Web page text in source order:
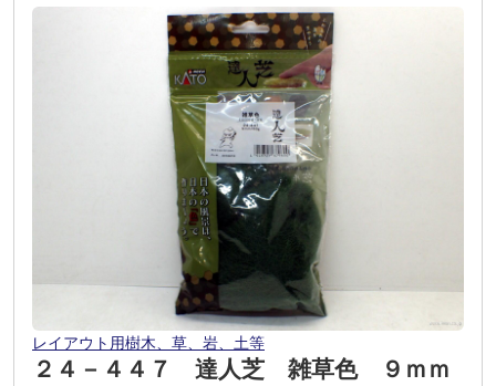
レイアウト用樹木、草、岩、土等
２４－４４７ 達人芝 雑草色 ９ｍｍ